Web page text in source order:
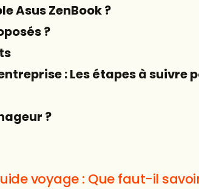
Asus ZenBook ?
?
: Les étapes à suivre
?